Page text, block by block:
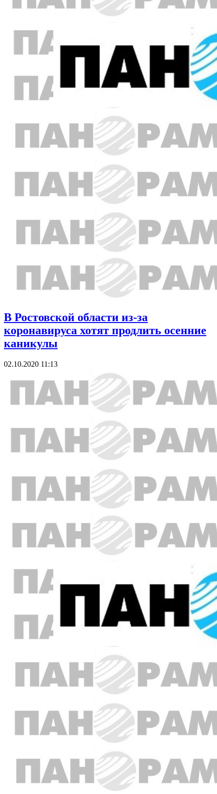
В Ростовской области из-за
коронавируса хотят продлить осенние
каникулы
02.10.2020 11:13